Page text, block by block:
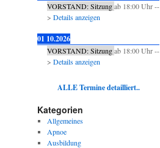
VORSTAND: Sitzung ab 18:00Uhr --
> Details anzeigen
01 10.2026
VORSTAND: Sitzung ab 18:00Uhr --
> Details anzeigen
ALLE Termine detailliert..
Kategorien
Allgemeines
Apnoe
Ausbildung